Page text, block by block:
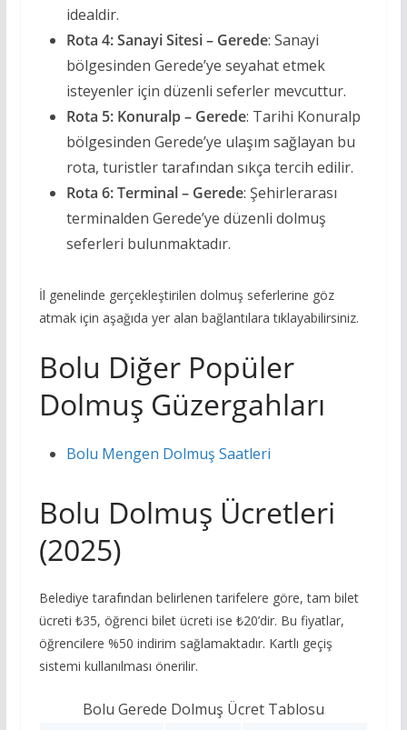
idealdir.
Rota 4: Sanayi Sitesi – Gerede: Sanayi
bölgesinden Gerede’ye seyahat etmek
isteyenler için düzenli seferler mevcuttur.
Rota 5: Konuralp – Gerede: Tarihi Konuralp
bölgesinden Gerede’ye ulaşım sağlayan bu
rota, turistler tarafından sıkça tercih edilir.
Rota 6: Terminal – Gerede: Şehirlerarası
terminalden Gerede’ye düzenli dolmuş
seferleri bulunmaktadır.
İl genelinde gerçekleştirilen dolmuş seferlerine göz
atmak için aşağıda yer alan bağlantılara tıklayabilirsiniz.
Bolu Diğer Popüler
Dolmuş Güzergahları
Bolu Mengen Dolmuş Saatleri
Bolu Dolmuş Ücretleri
(2025)
Belediye tarafından belirlenen tarifelere göre, tam bilet
ücreti ₺35, öğrenci bilet ücreti ise ₺20’dir. Bu fiyatlar,
öğrencilere %50 indirim sağlamaktadır. Kartlı geçiş
sistemi kullanılması önerilir.
Bolu Gerede Dolmuş Ücret Tablosu